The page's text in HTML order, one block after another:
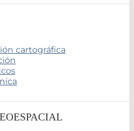
cartográfica